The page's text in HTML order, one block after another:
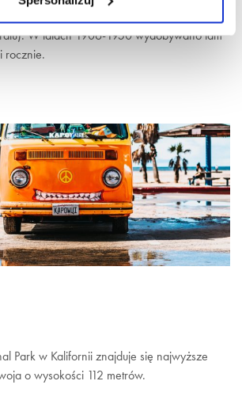
W latach 1906-1950 wydobywano tam
rocznie.
Park w Kalifornii znajduje się najwyższe
o wysokości 112 metrów.